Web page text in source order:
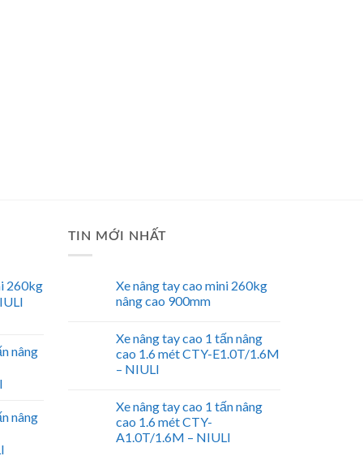
260kg
nâng
nâng
TIN MỚI NHẤT
Xe nâng tay cao mini 260kg
nâng cao 900mm
Xe nâng tay cao 1 tấn nâng
cao 1.6 mét CTY-E1.0T/1.6M
– NIULI
Xe nâng tay cao 1 tấn nâng
cao 1.6 mét CTY-
A1.0T/1.6M – NIULI